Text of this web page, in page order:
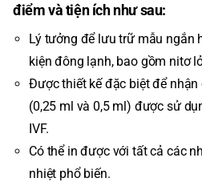
điểm và tiện ích như sau:
Lý tưởng để lưu trữ mẫu ngắn
kiện đông lạnh, bao gồm nitơ
Được thiết kế đặc biệt để
(0,25 ml và 0,5 ml) được sử
IVF.
Có thể in được với tất cả các
nhiệt phổ biến.